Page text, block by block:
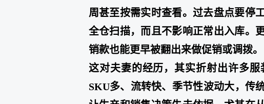
周甚至按需实时查看。过去盘点要停
全仓扫描，而且不影响正常出入库。
销款也能更早被翻出来做促销或调拨。
这对夫妻的经历，其实折射出许多
SKU多、流转快、季节性波动大，传